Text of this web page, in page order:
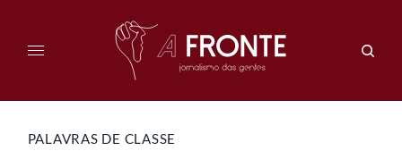
PALAVRAS DE CLASSE